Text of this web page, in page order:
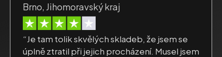
Brno, Jihomoravský kraj
“Je tam tolik skvělých skladeb, že jsem se
úplně ztratil při jejich procházení. Musel jsem